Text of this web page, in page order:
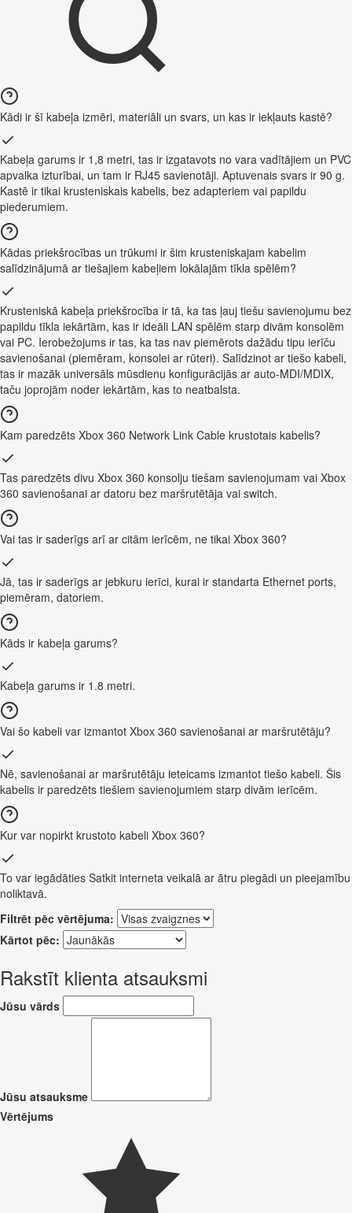
Kādi ir šī kabeļa izmēri, materiāli un svars, un kas ir iekļauts kastē?
Kabeļa garums ir 1,8 metri, tas ir izgatavots no vara vadītājiem un PVC
apvalka izturībai, un tam ir RJ45 savienotāji. Aptuvenais svars ir 90 g.
Kastē ir tikai krusteniskais kabelis, bez adapteriem vai papildu
piederumiem.
Kādas priekšrocības un trūkumi ir šim krusteniskajam kabelim
salīdzinājumā ar tiešajiem kabeļiem lokālajām tīkla spēlēm?
Krusteniskā kabeļa priekšrocība ir tā, ka tas ļauj tiešu savienojumu bez
papildu tīkla iekārtām, kas ir ideāli LAN spēlēm starp divām konsolēm
vai PC. Ierobežojums ir tas, ka tas nav piemērots dažādu tipu ierīču
savienošanai (piemēram, konsolei ar rūteri). Salīdzinot ar tiešo kabeli,
tas ir mazāk universāls mūsdienu konfigurācijās ar auto-MDI/MDIX,
taču joprojām noder iekārtām, kas to neatbalsta.
Kam paredzēts Xbox 360 Network Link Cable krustotais kabelis?
Tas paredzēts divu Xbox 360 konsolju tiešam savienojumam vai Xbox
360 savienošanai ar datoru bez maršrutētāja vai switch.
Vai tas ir saderīgs arī ar citām ierīcēm, ne tikai Xbox 360?
Jā, tas ir saderīgs ar jebkuru ierīci, kurai ir standarta Ethernet ports,
piemēram, datoriem.
Kāds ir kabeļa garums?
Kabeļa garums ir 1.8 metri.
Vai šo kabeli var izmantot Xbox 360 savienošanai ar maršrutētāju?
Nē, savienošanai ar maršrutētāju ieteicams izmantot tiešo kabeli. Šis
kabelis ir paredzēts tiešiem savienojumiem starp divām ierīcēm.
Kur var nopirkt krustoto kabeli Xbox 360?
To var iegādāties Satkit interneta veikalā ar ātru piegādi un pieejamību
noliktavā.
Filtrēt pēc vērtējuma:
Kārtot pēc:
Rakstīt klienta atsauksmi
Jūsu vārds
Jūsu atsauksme
Vērtējums